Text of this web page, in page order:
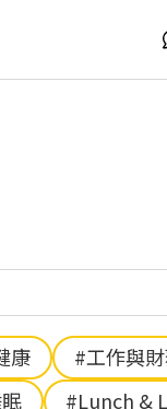
康
#工作與
#Lunch &